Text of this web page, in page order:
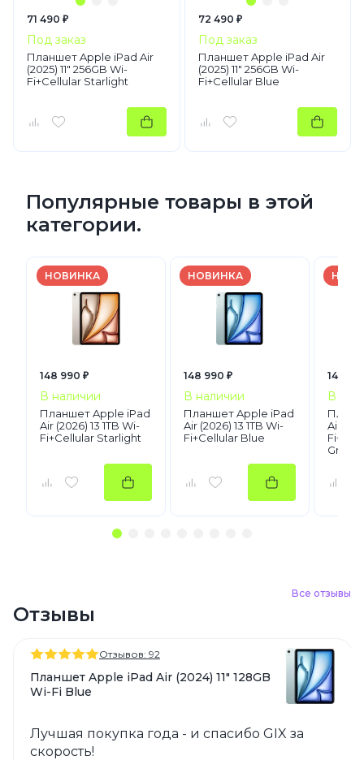
71 490 ₽
Под заказ
Планшет Apple iPad Air
(2025) 11" 256GB Wi-
Fi+Cellular Starlight
72 490 ₽
Под заказ
Планшет Apple iPad Air
(2025) 11" 256GB Wi-
Fi+Cellular Blue
Популярные товары в этой
категории.
НОВИНКА
148 990 ₽
В наличии
Планшет Apple iPad
Air (2026) 13 1TB Wi-
Fi+Cellular Starlight
НОВИНКА
148 990 ₽
В наличии
Планшет Apple iPad
Air (2026) 13 1TB Wi-
Fi+Cellular Blue
148
В
Air
Gray
Отзывы
Все отзывы
Отзывов: 92
Планшет Apple iPad Air (2024) 11" 128GB
Wi-Fi Blue
Лучшая покупка года - и спасибо GIX за
скорость!